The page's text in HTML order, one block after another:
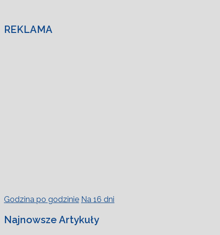
REKLAMA
Godzina po godzinie Na 16 dni
Najnowsze Artykuły